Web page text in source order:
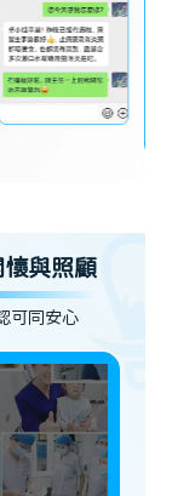
與照顧
可同安心